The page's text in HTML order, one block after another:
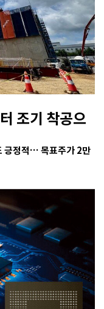
조기 착공으
긍정적… 목표주가 2만